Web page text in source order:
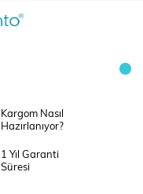
Kargom Nasıl
Hazırlanıyor?
1 Yıl Garanti
Süresi